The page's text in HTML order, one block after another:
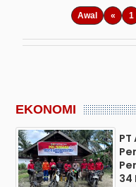
Awal « 1
EKONOMI
34